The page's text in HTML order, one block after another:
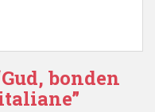
bonden